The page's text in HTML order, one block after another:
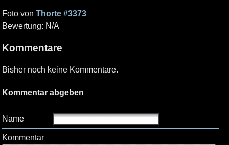
Foto von Thorte #3373
Bewertung: N/A
Kommentare
Bisher noch keine Kommentare.
Kommentar abgeben
Name
Kommentar